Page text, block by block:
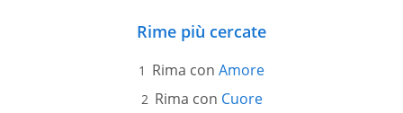
Rime più cercate
Rima con Amore
Rima con Cuore